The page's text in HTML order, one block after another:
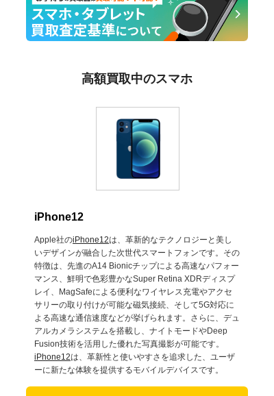
高額買取中のスマホ
iPhone12
Apple社のiPhone12は、革新的なテクノロジーと美し
いデザインが融合した次世代スマートフォンです。その
特徴は、先進のA14 Bionicチップによる高速なパフォー
マンス、鮮明で色彩豊かなSuper Retina XDRディスプ
レイ、MagSafeによる便利なワイヤレス充電やアクセ
サリーの取り付けが可能な磁気接続、そして5G対応に
よる高速な通信速度などが挙げられます。さらに、デュ
アルカメラシステムを搭載し、ナイトモードやDeep
Fusion技術を活用した優れた写真撮影が可能です。
iPhone12は、革新性と使いやすさを追求した、ユーザ
ーに新たな体験を提供するモバイルデバイスです。